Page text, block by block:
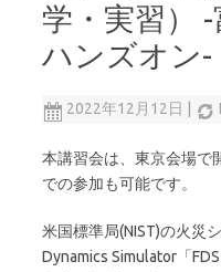
学・実習）
ハンズオン-
2022年12月12日
本講習会は、東京会場で
での参加も可能です。
米国標準局(NIST)の火災
Dynamics Simulator「